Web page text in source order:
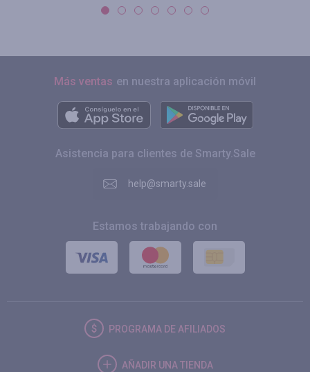
Más ventas en nuestra aplicación móvil
Asistencia para clientes de Smarty.Sale
help@smarty.sale
Estamos trabajando con
PROGRAMA DE AFILIADOS
AÑADIR UNA TIENDA